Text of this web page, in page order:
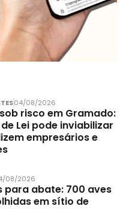
04/08/2026
risco em Gramado:
Lei pode inviabilizar
empresários e
08/2026
para abate: 700 aves
em sítio de